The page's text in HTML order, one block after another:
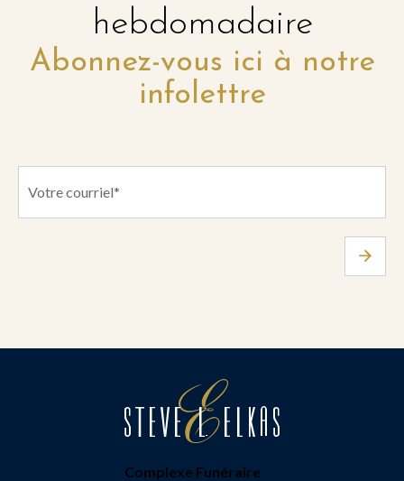
hebdomadaire
Abonnez-vous ici à notre
infolettre
Complexe Funéraire